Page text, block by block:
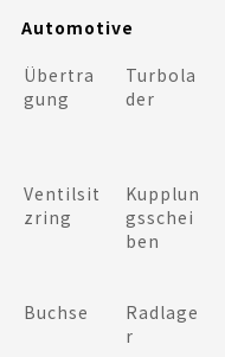
Automotive
Übertra
gung
Turbola
der
Ventilsit
zring
Kupplun
gsschei
ben
Buchse
Radlage
r